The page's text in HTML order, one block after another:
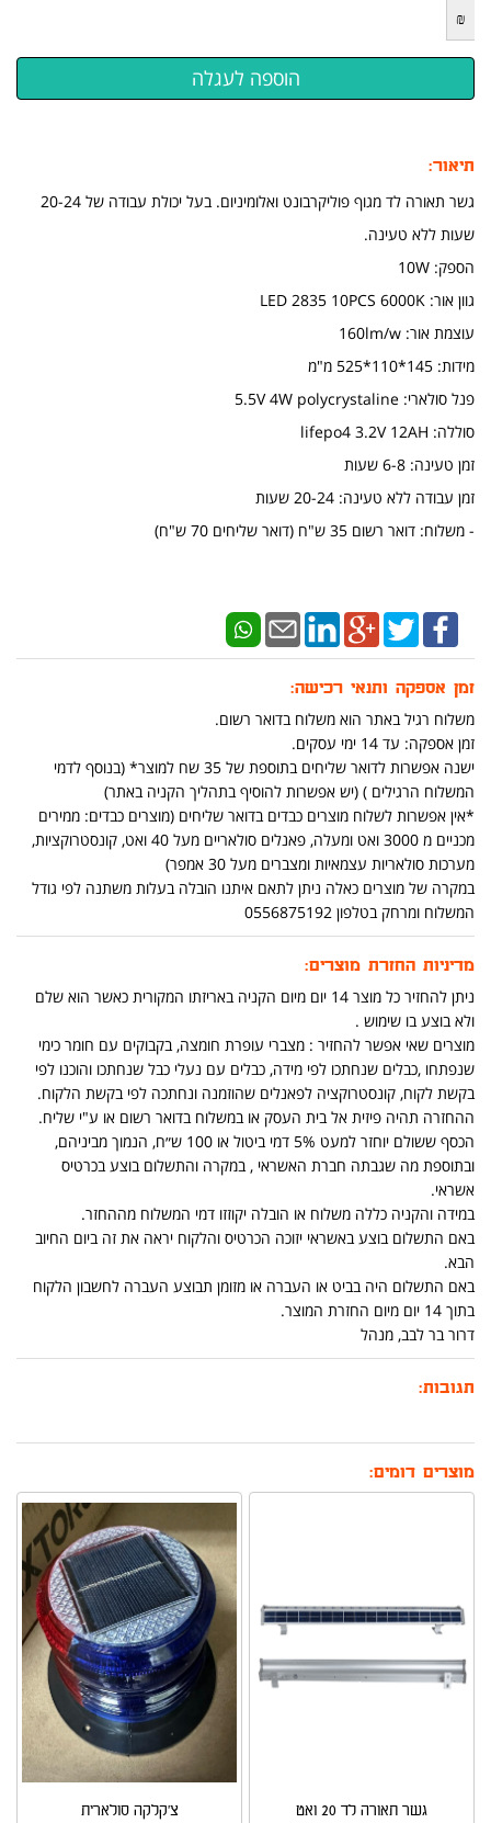
₪
תיאור:
גשר תאורה לד מגוף פוליקרבונט ואלומיניום. בעל יכולת עבודה של 20-24
שעות ללא טעינה.
הספק: 10W
גוון אור: LED 2835 10PCS 6000K
עוצמת אור: 160lm/w
מידות: 145*110*525 מ"מ
פנל סולארי: 5.5V 4W polycrystaline
סוללה: lifepo4 3.2V 12AH
זמן טעינה: 6-8 שעות
זמן עבודה ללא טעינה: 20-24 שעות
​- משלוח: דואר רשום 35 ש"ח (דואר שליחים 70 ש"ח)
זמן אספקה ותנאי רכישה:
משלוח רגיל באתר הוא משלוח בדואר רשום.
זמן אספקה: עד 14 ימי עסקים.
ישנה אפשרות לדואר שליחים בתוספת של 35 שח למוצר* (בנוסף לדמי
המשלוח הרגילים ) (יש אפשרות להוסיף בתהליך הקניה באתר)
*אין אפשרות לשלוח מוצרים כבדים בדואר שליחים (מוצרים כבדים: ממירים
מכניים מ 3000 ואט ומעלה, פאנלים סולאריים מעל 40 ואט, קונסטרוקציות,
מערכות סולאריות עצמאיות ומצברים מעל 30 אמפר)
במקרה של מוצרים כאלה ניתן לתאם איתנו הובלה בעלות משתנה לפי גודל
המשלוח ומרחק בטלפון 0556875192
מדיניות החזרת מוצרים:
ניתן להחזיר כל מוצר 14 יום מיום הקניה באריזתו המקורית כאשר הוא שלם
ולא בוצע בו שימוש .
מוצרים שאי אפשר להחזיר : מצברי עופרת חומצה, בקבוקים עם חומר כימי
שנפתחו ,כבלים שנחתכו לפי מידה, כבלים עם נעלי כבל שנחתכו והוכנו לפי
בקשת לקוח, קונסטרוקציה לפאנלים שהוזמנה ונחתכה לפי בקשת הלקוח.
ההחזרה תהיה פיזית אל בית העסק או במשלוח בדואר רשום או ע"י שליח.
הכסף ששולם יוחזר למעט 5% דמי ביטול או 100 ש״ח, הנמוך מביניהם,
ובתוספת מה שגבתה חברת האשראי , במקרה והתשלום בוצע בכרטיס
אשראי.
במידה והקניה כללה משלוח או הובלה יקוזזו דמי המשלוח מההחזר.
באם התשלום בוצע באשראי יזוכה הכרטיס והלקוח יראה את זה ביום החיוב
הבא.
באם התשלום היה בביט או העברה או מזומן תבוצע העברה לחשבון הלקוח
בתוך 14 יום מיום החזרת המוצר.
דרור בר לבב, מנהל
תגובות:
מוצרים דומים:
גשר תאורה לד 20 ואט צ'קלקה סולארית